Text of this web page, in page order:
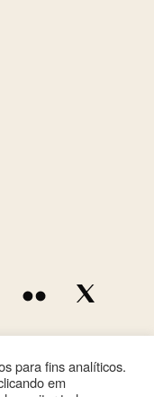
para fins analíticos.
em